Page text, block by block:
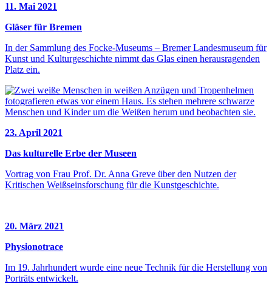
11. Mai 2021
Gläser für Bremen
In der Sammlung des Focke-Museums – Bremer Landesmuseum für
Kunst und Kulturgeschichte nimmt das Glas einen herausragenden
Platz ein.
23. April 2021
Das kulturelle Erbe der Museen
Vortrag von Frau Prof. Dr. Anna Greve über den Nutzen der
Kritischen Weißseinsforschung für die Kunstgeschichte.
20. März 2021
Physionotrace
Im 19. Jahrhundert wurde eine neue Technik für die Herstellung von
Porträts entwickelt.